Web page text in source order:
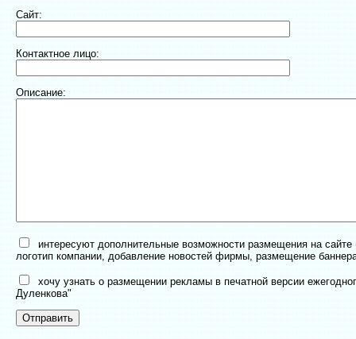
Сайт:
Контактное лицо:
Описание:
интересуют дополнительные возможности размещения на сайте
логотип компании, добавление новостей фирмы, размещение
хочу узнать о размещении рекламы в печатной версии
Дуленкова"